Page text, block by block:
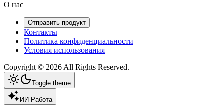
О нас
Отправить продукт
Контакты
Политика конфиденциальности
Условия использования
Copyright © 2026 All Rights Reserved.
Toggle theme
ИИ Работа